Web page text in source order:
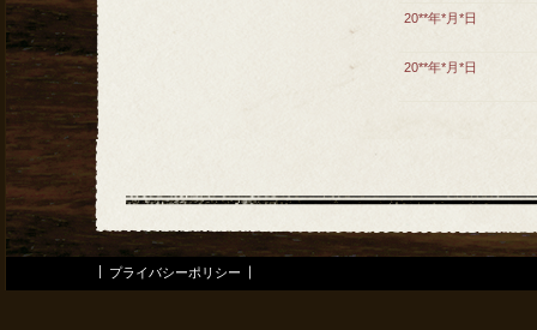
20**年*月*日
20**年*月*日
プライバシーポリシー